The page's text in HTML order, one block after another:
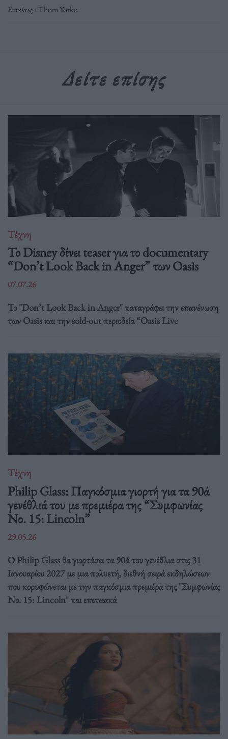
Ετικέτες : Thom Yorke.
Δείτε επίσης
Τέχνη
Το Disney δίνει teaser για το documentary
“Don’t Look Back in Anger” των Oasis
07.07.26
Το "Don’t Look Back in Anger" καταγράφει την επανένωση
των Oasis και την sold-out περιοδεία “Oasis Live
Τέχνη
Philip Glass: Παγκόσμια γιορτή για τα 90ά
γενέθλιά του με πρεμιέρα της “Συμφωνίας
Νο. 15: Lincoln”
29.05.26
Ο Philip Glass θα γιορτάσει τα 90ά του γενέθλια στις 31
Ιανουαρίου 2027 με μια πολυετή, διεθνή σειρά εκδηλώσεων
που κορυφώνεται με την παγκόσμια πρεμιέρα της "Συμφωνίας
Νο. 15: Lincoln" και επετειακά